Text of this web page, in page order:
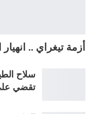
أزمة تيغراي .. انهيار
سلاح
تقضي على